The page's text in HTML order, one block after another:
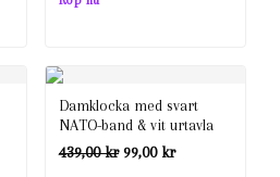
Damklocka med svart
NATO-band & vit urtavla
439,00kr Det
99,00 krDet